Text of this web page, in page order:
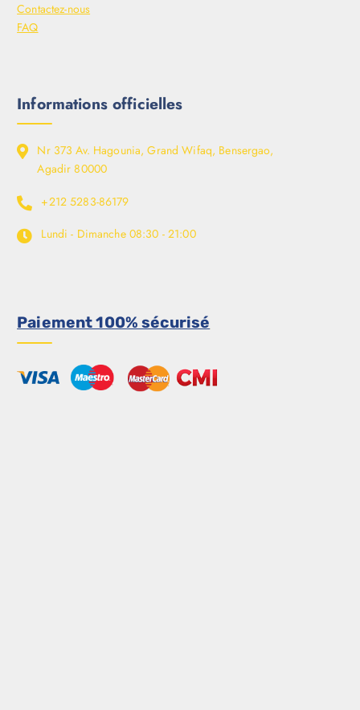
Contactez-nous
FAQ
Informations officielles
Nr 373 Av. Hagounia, Grand Wifaq, Bensergao,
Agadir 80000
+212 5283-86179
Lundi - Dimanche 08:30 - 21:00
Paiement 100% sécurisé